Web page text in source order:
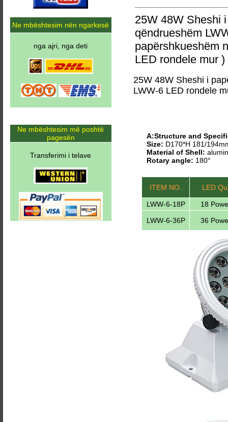
25W 48W Sheshi
qëndrueshëm
papërshkueshëm
LED rondele mur )
25W 48W Sheshi i
LWW-6 LED rondele
A:Structure and
Size: D170*H 181/
Material of Shell:
Rotary angle: 180°
ITEM NO. LED
LWW-6-18P
18
LWW-6-36P
36
Ne mbështesim nën ngarkesë
nga ajri, nga deti
Ne mbështesim më poshtë
pagesën
Transferimi i telave